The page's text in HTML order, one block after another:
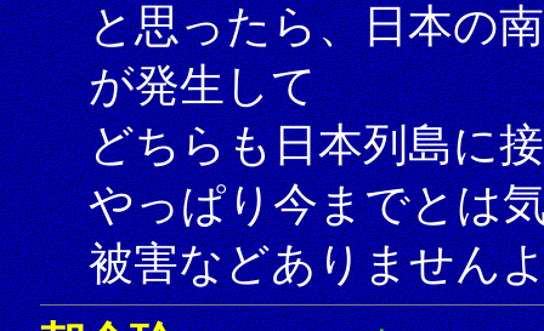
と思ったら、日本の
が発生して
どちらも日本列島に
やっぱり今までとは
被害などありません